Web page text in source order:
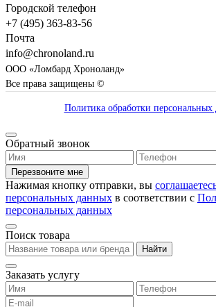
Городской телефон
+7 (495) 363-83-56
Почта
info@chronoland.ru
ООО «Ломбард Хроноланд»
Все права защищены ©
Политика обработки персональных
Обратный звонок
Перезвоните мне
Нажимая кнопку отправки, вы
персональных данных в соответствии с
персональных данных
Поиск товара
Найти
Заказать услугу